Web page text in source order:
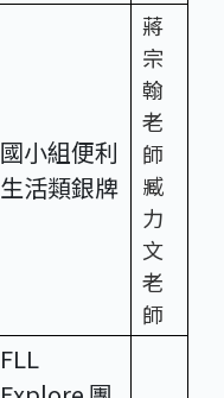
國小組便利
生活類銀牌
蔣
宗
翰
老
師
臧
力
文
老
師
FLL